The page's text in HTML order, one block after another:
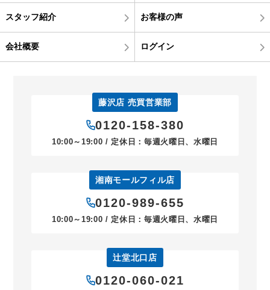
スタッフ紹介 お客様の声
会社概要 ログイン
藤沢店 売買営業部
0120-158-380
10:00～19:00 / 定休日：毎週火曜日、水曜日
湘南モールフィル店
0120-989-655
10:00～19:00 / 定休日：毎週火曜日、水曜日
辻堂北口店
0120-060-021